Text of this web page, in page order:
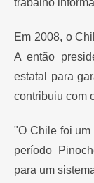
trabalho
Em 2008, o
A então
estatal para
contribuiu com
"O Chile foi um
período
para um